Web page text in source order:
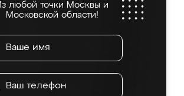
любой точки Москвы и
Московской области!